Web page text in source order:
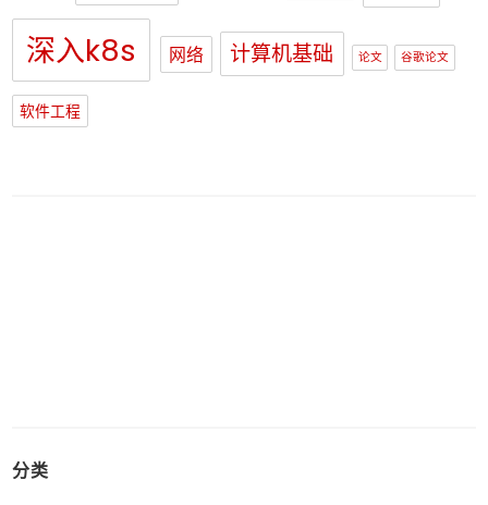
深入k8s 网络 计算机基础 论文 谷歌论文
软件工程
分类